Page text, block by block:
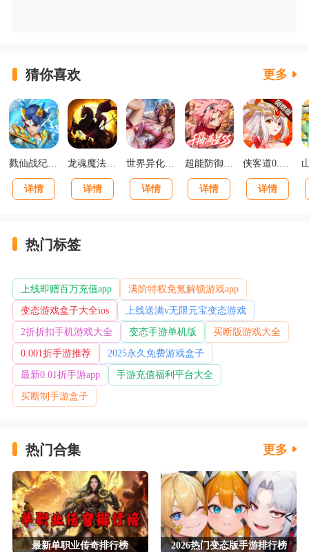
猜你喜欢 更多
戮仙战纪0.05折新篇章版
详情
龙魂魔法马年散人专属版
详情
世界异化之后0.1折登陆送全图鉴版
详情
超能防御0.1送千抽满星SS版
详情
侠客道0.1折变态版
详情
热门标签
上线即赠百万充值app
满阶特权免氪解锁游戏app
变态游戏盒子大全ios
上线送满v无限元宝变态游戏
2折折扣手机游戏大全
变态手游单机版
买断版游戏大全
0.001折手游推荐
2025永久免费游戏盒子
最新0.01折手游app
手游充值福利平台大全
买断制手游盒子
热门合集 更多
最新单职业传奇排行榜 2026热门变态版手游排行榜